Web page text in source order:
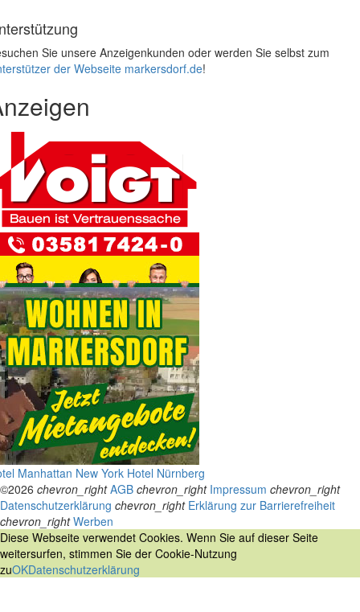
Sie unsere Anzeigenkunden oder werden Sie selbst zum
der Webseite markersdorf.de!
Manhattan New York Hotel Nürnberg
©2026 chevron_right AGB chevron_right Impressum chevron_right
Datenschutzerklärung chevron_right Erklärung zur Barrierefreiheit
chevron_right Werben
Diese Webseite verwendet Cookies. Wenn Sie auf dieser Seite
weitersurfen, stimmen Sie der Cookie-Nutzung
zuOKDatenschutzerklärung